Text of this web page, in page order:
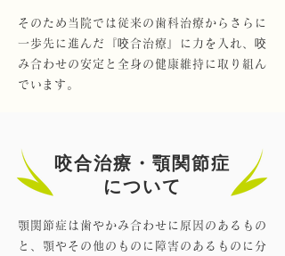
そのため当院では従来の歯科治療からさらに
一歩先に進んだ『咬合治療』に力を入れ、咬
み合わせの安定と全身の健康維持に取り組ん
でいます。
咬合治療・顎関節症
について
顎関節症は歯やかみ合わせに原因のあるもの
と、顎やその他のものに障害のあるものに分